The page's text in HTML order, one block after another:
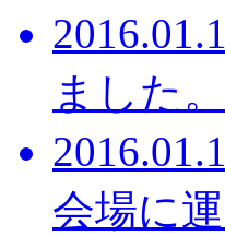
ました。
会場に